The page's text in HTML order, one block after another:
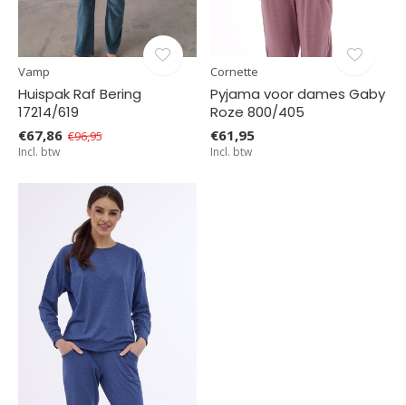
Vamp
Huispak Raf Bering
17214/619
€67,86 €96,95
Incl. btw
Cornette
Pyjama voor dames Gaby
Roze 800/405
€61,95
Incl. btw